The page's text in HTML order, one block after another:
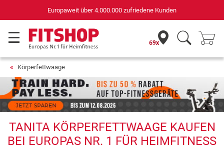
Europaweit über 4.000.000 zufriedene Kunden
69x
Körperfettwaage
TANITA KÖRPERFETTWAAGE KAUFEN
BEI EUROPAS NR. 1 FÜR HEIMFITNESS